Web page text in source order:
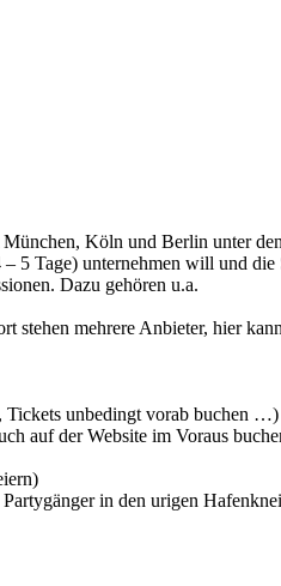
Köln und Berlin unter
5 Tage) unternehmen will und
Dazu gehören u.a.
stehen mehrere Anbieter, hier
Tickets unbedingt vorab buchen …)
auf der Website im Voraus
in den urigen